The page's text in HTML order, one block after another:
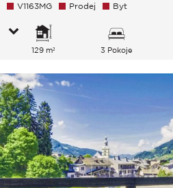
V1163MG Prodej Byt
129 m² 3 Pokoje